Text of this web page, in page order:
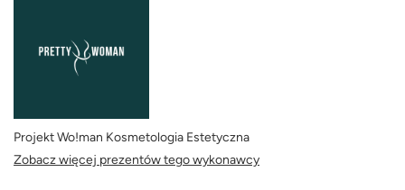
Projekt Wo!man Kosmetologia Estetyczna
Zobacz więcej prezentów tego wykonawcy